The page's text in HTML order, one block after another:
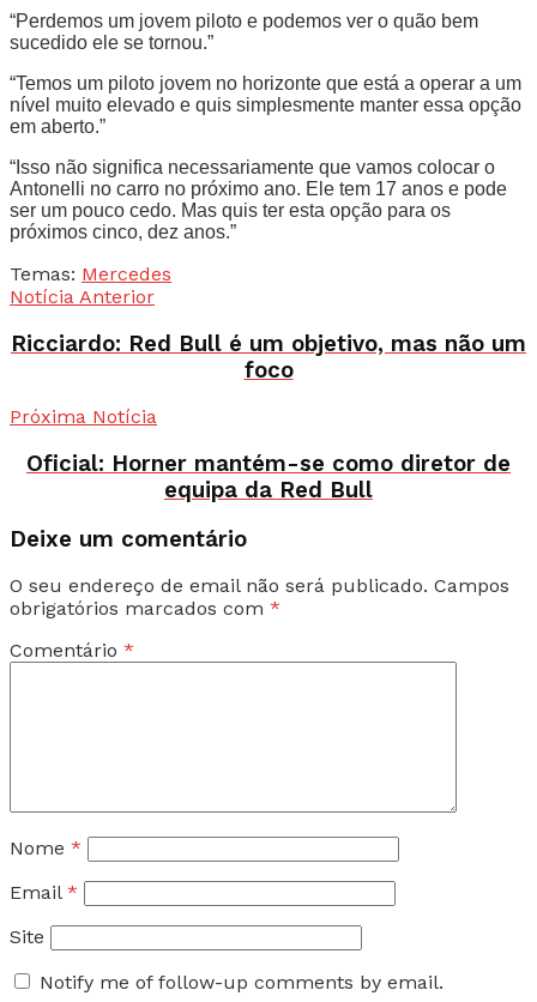
“Perdemos um jovem piloto e podemos ver o quão bem
sucedido ele se tornou.”
“Temos um piloto jovem no horizonte que está a operar a um
nível muito elevado e quis simplesmente manter essa opção
em aberto.”
“Isso não significa necessariamente que vamos colocar o
Antonelli no carro no próximo ano. Ele tem 17 anos e pode
ser um pouco cedo. Mas quis ter esta opção para os
próximos cinco, dez anos.”
Temas: Mercedes
Notícia Anterior
Ricciardo: Red Bull é um objetivo, mas não um
foco
Próxima Notícia
Oficial: Horner mantém-se como diretor de
equipa da Red Bull
Deixe um comentário
O seu endereço de email não será publicado. Campos
obrigatórios marcados com *
Comentário *
Nome *
Email *
Site
Notify me of follow-up comments by email.